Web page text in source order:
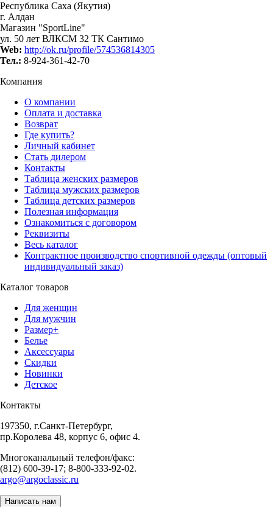
Республика Саха (Якутия)
г. Алдан
Магазин "SportLine"
ул. 50 лет ВЛКСМ 32 ТК Сантимо
Web: http://ok.ru/profile/574536814305
Тел.: 8-924-361-42-70
Компания
О компании
Оплата и доставка
Возврат
Где купить?
Личный кабинет
Стать дилером
Контакты
Таблица женских размеров
Таблица мужских размеров
Таблица детских размеров
Полезная информация
Ознакомиться с договором
Реквизиты
Весь каталог
Контрактное производство спортивной одежды (оптовый
индивидуальный заказ)
Каталог товаров
Для женщин
Для мужчин
Размер+
Белье
Аксессуары
Скидки
Новинки
Детское
Контакты
197350, г.Санкт-Петербург,
пр.Королева 48, корпус 6, офис 4.
Многоканальный телефон/факс:
(812) 600-39-17; 8-800-333-92-02.
argo@argoclassic.ru
Написать нам